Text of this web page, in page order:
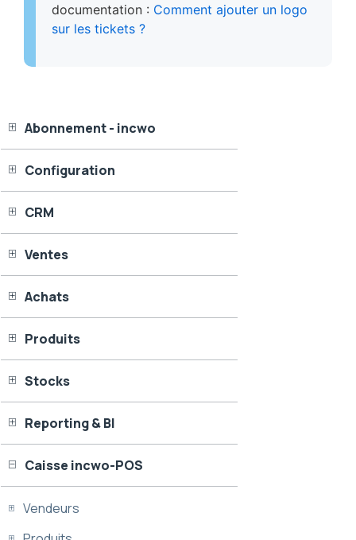
Abonnement - incwo
Configuration
CRM
Ventes
Achats
Produits
Stocks
Reporting & BI
Caisse incwo-POS
Vendeurs
documentation : Comment ajouter un logo
sur les tickets ?